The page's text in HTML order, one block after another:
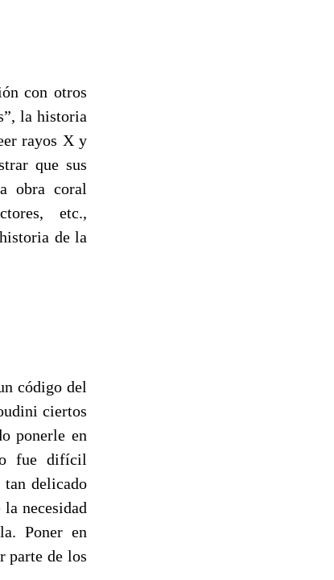
con otros
la historia
rayos X y
que sus
obra coral
etc.,
de la
código del
ciertos
ponerle en
fue difícil
tan delicado
necesidad
Poner en
parte de los